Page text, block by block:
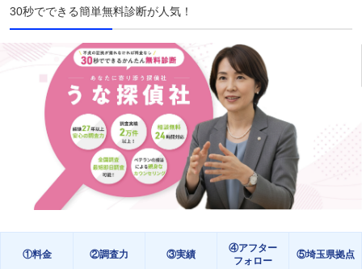
30秒でできる簡単無料診断が人気！
①料金 ②調査力 ③実績
④アフター
フォロー
⑤埼玉県拠点